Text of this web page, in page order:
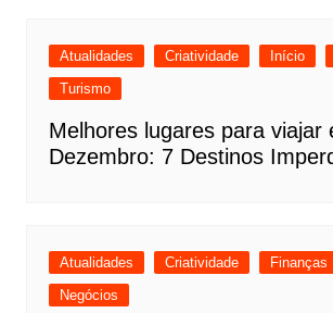
Atualidades Criatividade Início
Turismo
Melhores lugares para viajar
Dezembro: 7 Destinos
Atualidades Criatividade Finanças
Negócios